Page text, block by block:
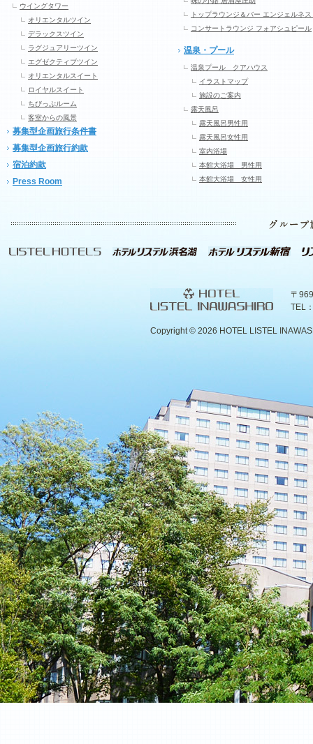
ウイングタワー
オリエンタルツイン
デラックスツイン
ラグジュアリーツイン
エグゼクティブツイン
オリエンタルスイート
ロイヤルスイート
ちびっぷルーム
客室からの風景
募集型企画旅行条件書
募集型企画旅行約款
宿泊約款
Press Room
トップラウンジ＆バー エンジェルネス
コンサートラウンジ フォアシュピール
温泉・プール
温泉プール クアハウス
イラストマップ
施設のご案内
露天風呂
露天風呂男性用
露天風呂女性用
室内浴場
本館大浴場 男性用
本館大浴場 女性用
〒
TEL
Copyright © 2026 HOTEL LISTEL